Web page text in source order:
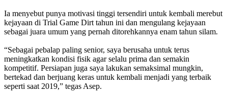
Ia menyebut punya motivasi tinggi tersendiri untuk kembali merebut
kejayaan di Trial Game Dirt tahun ini dan mengulang kejayaan
sebagai juara umum yang pernah ditorehkannya enam tahun silam.
“Sebagai pebalap paling senior, saya berusaha untuk terus
meningkatkan kondisi fisik agar selalu prima dan semakin
kompetitif. Persiapan juga saya lakukan semaksimal mungkin,
bertekad dan berjuang keras untuk kembali menjadi yang terbaik
seperti saat 2019,” tegas Asep.